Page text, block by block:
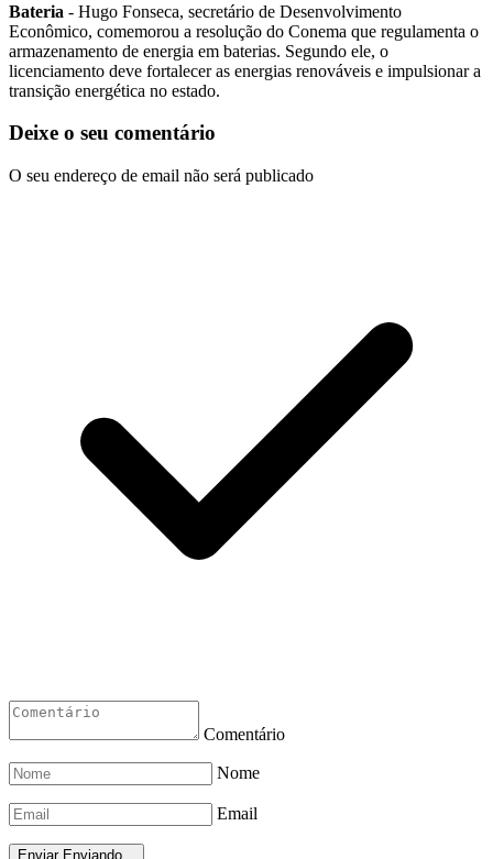
Bateria - Hugo Fonseca, secretário de Desenvolvimento
Econômico, comemorou a resolução do Conema que regulamenta o
armazenamento de energia em baterias. Segundo ele, o
licenciamento deve fortalecer as energias renováveis e impulsionar a
transição energética no estado.
Deixe o seu comentário
O seu endereço de email não será publicado
Comentário
Nome
Email
Enviar Enviando...